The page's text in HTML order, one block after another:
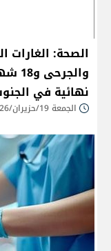
الصحة: الغارات
نهائية في
الجمعة 19/حزيران/2026 - 09:29 ص